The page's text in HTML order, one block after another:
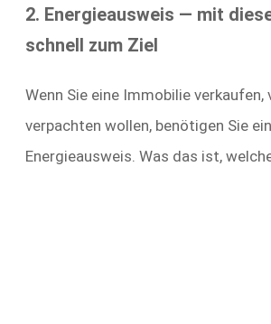
2. Energieausweis — mit
schnell zum Ziel
Wenn Sie eine Immobilie
verpachten wollen, benötigen Sie
Energieausweis. Was das ist,